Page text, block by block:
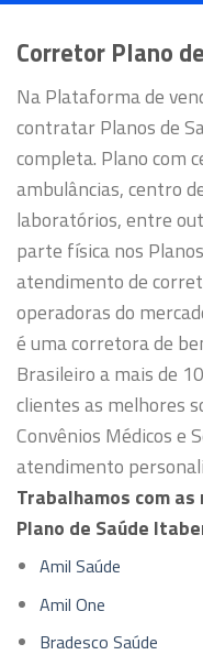
Corretor Plano
Na Plataforma de
contratar Planos de
completa. Plano com
ambulâncias, centro
laboratórios, entre
parte física nos
atendimento de
operadoras do
é uma corretora de
Brasileiro a mais de
clientes as melhores
Convênios Médicos e
atendimento
Trabalhamos com
Plano de Saúde
Amil Saúde
Amil One
Bradesco Saúde